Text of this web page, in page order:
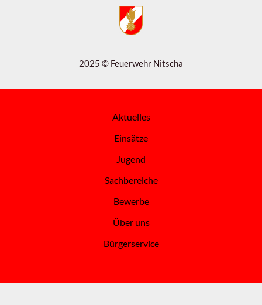
2025 © Feuerwehr Nitscha
Aktuelles
Einsätze
Jugend
Sachbereiche
Bewerbe
Über uns
Bürgerservice